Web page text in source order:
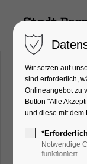
Weg"
Ausstellung,
Mitmach-
Wir setzen auf
sind erforderlich,
Onlineangebot zu
Button "Alle
und diese mit dem
Notwendige
funktioniert.